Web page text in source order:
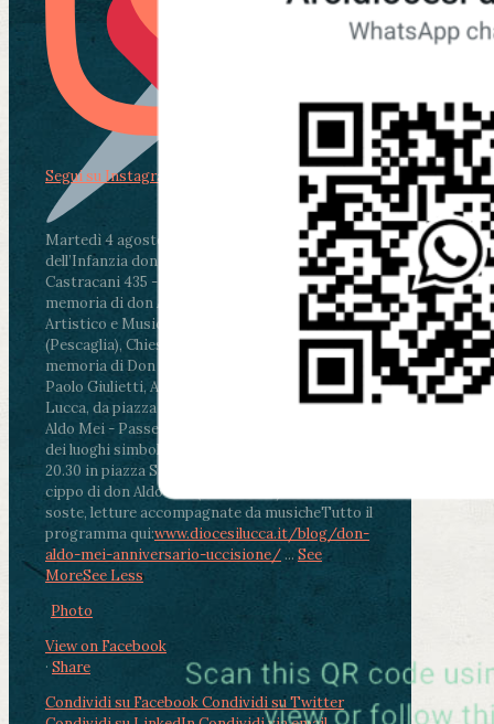
Martedì 4 agosto2026
ore 11:30 - Lucca, Scuola
dell’Infanzia don Aldo Mei - Viale Castruccio
Castracani 435 - Inaugurazione murales in
memoria di don Aldo Mei curato dal Liceo
Artistico e Musicale “Passaglia”
ore 18 - Fiano
(Pescaglia), Chiesa parrocchiale - Messa in
memoria di Don Aldo Mei celebrata da mons.
Paolo Giulietti, Arcivescovo di Lucca
ore 20.30 -
Lucca, da piazza San Michele al Cippo di don
Aldo Mei - Passeggiata della Memoria in alcuni
dei luoghi simbolo della città. Ritrovo alle ore
20.30 in piazza San Michele con conclusione al
cippo di don Aldo Mei (Porta Elisa). Durante le
soste, letture accompagnate da musicheTutto il
programma qui:www.diocesilucca.it/blog/don-
aldo-mei-anniversario-uccisione/ ... See
MoreSee Less
Photo
View on Facebook
· Share
Condividi su FacebookCondividi su Twitter
Segui su Instagram